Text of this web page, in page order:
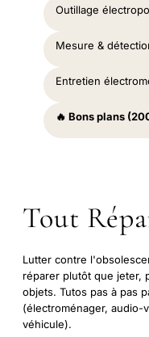
Outillage
Mesure &
Entretien
🔥 Bons plans
Tout
Lutter contre
réparer plutôt que jeter,
objets. Tutos pas à pas
(électroménager, audio-
véhicule).